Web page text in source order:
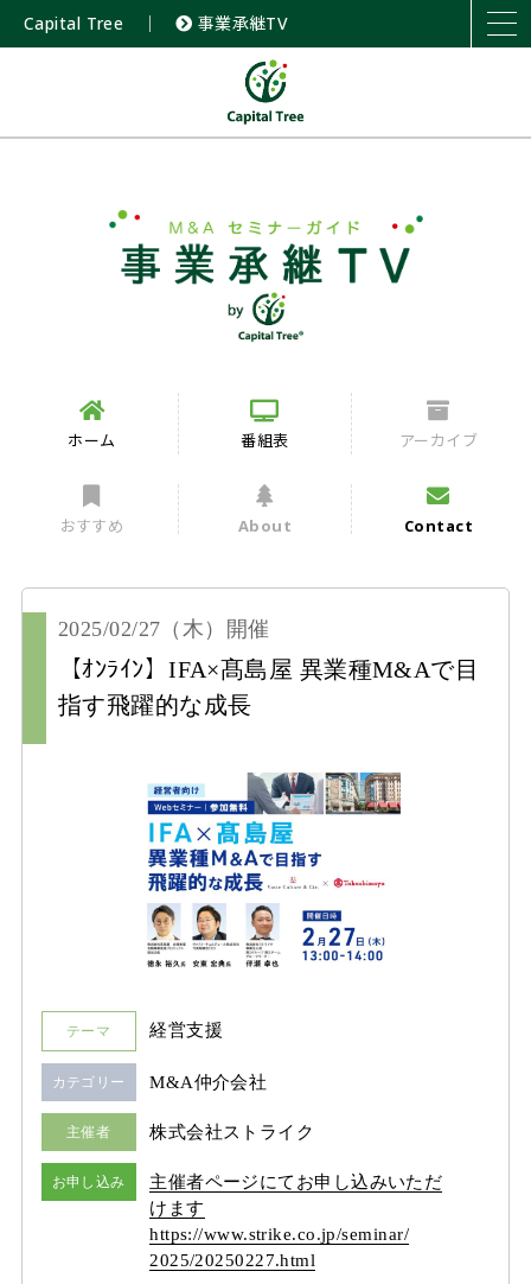
Capital Tree ｜ 事業承継TV
ホーム 番組表 アーカイブ
おすすめ About Contact
2025/02/27 （木） 開催
【ｵﾝﾗｲﾝ】IFA×髙島屋 異業種M&Aで目
指す飛躍的な成長
カテゴリー M&A仲介会社
テーマ 経営支援
主催者 株式会社ストライク
お申し込み
主催者ページにてお申し込みいただ
けます
https://www.strike.co.jp/seminar/
2025/20250227.html